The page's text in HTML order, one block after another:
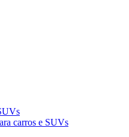
carros e SUVs